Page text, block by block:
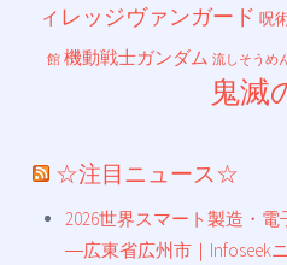
ィレッジヴァンガード 呪
館 機動戦士ガンダム 流しそうめ
鬼滅
☆注目ニュース☆
2026世界スマート製造・
―広東省広州市｜Infoseek